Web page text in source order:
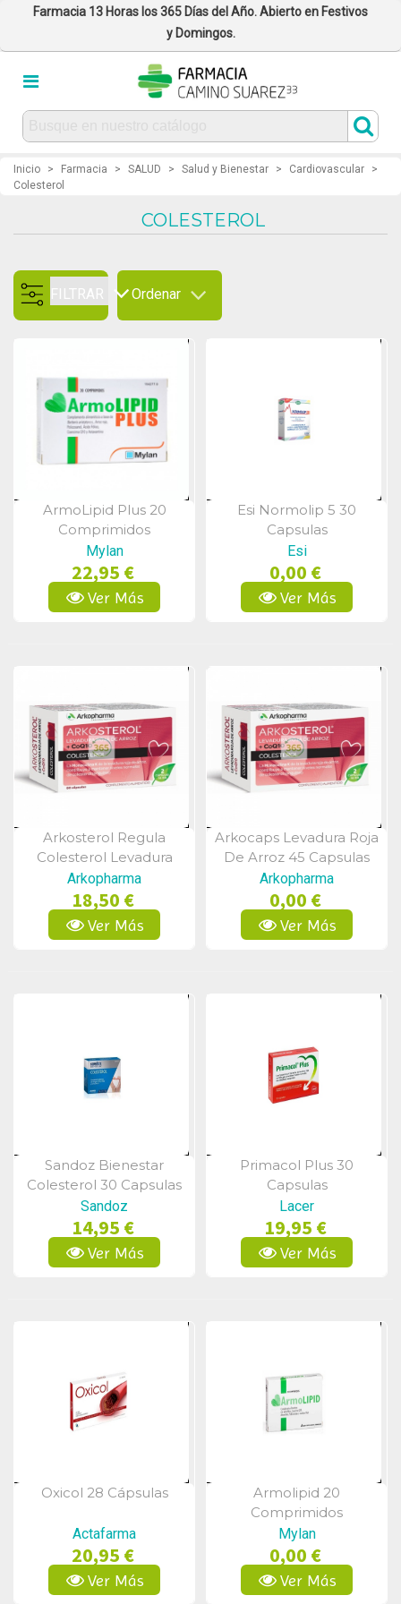
Farmacia 13 Horas los 365 Días del Año. Abierto en Festivos
y Domingos.
Inicio > Farmacia > SALUD > Salud y Bienestar > Cardiovascular
>
Colesterol
COLESTEROL
FILTRAR Ordenar
Vista Rápida
ArmoLipid Plus 20
Comprimidos
Mylan
22,95 €
Ver Más
Vista Rápida
Esi Normolip 5 30
Capsulas
Esi
0,00 €
Ver Más
Vista Rápida
Arkosterol Regula
Colesterol Levadura
Arroz Rojo 60 Capsulas
Arkopharma
18,50 €
Ver Más
Vista Rápida
Arkocaps Levadura Roja
De Arroz 45 Capsulas
Arkopharma
0,00 €
Ver Más
Vista Rápida
Sandoz Bienestar
Colesterol 30 Capsulas
Sandoz
14,95 €
Ver Más
Vista Rápida
Primacol Plus 30
Capsulas
Lacer
19,95 €
Ver Más
Vista Rápida
Oxicol 28 Cápsulas
Actafarma
20,95 €
Ver Más
Vista Rápida
Armolipid 20
Comprimidos
Mylan
0,00 €
Ver Más